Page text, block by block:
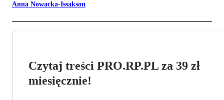
Anna Nowacka-Issakson
Czytaj treści PRO.RP.PL za 39 zł
miesięcznie!